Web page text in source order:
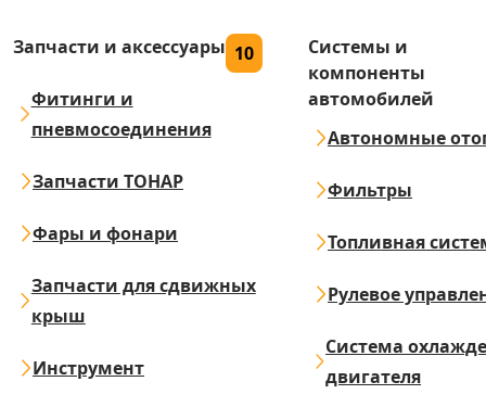
Запчасти и аксессуары 10
Фитинги и
пневмосоединения
Запчасти ТОНАР
Фары и фонари
Запчасти для сдвижных
крыш
Инструмент
Системы и
компоненты
автомобилей
Автономные
Фильтры
Топливная
Рулевое
Система
двигателя